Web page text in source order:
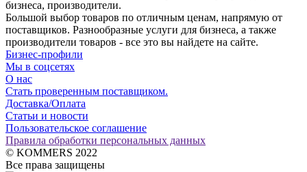
бизнеса, производители.
Большой выбор товаров по отличным ценам, напрямую от
поставщиков. Разнообразные услуги для бизнеса, а также
производители товаров - все это вы найдете на сайте.
Бизнес-профили
Мы в соцсетях
О нас
Стать проверенным поставщиком.
Доставка/Оплата
Статьи и новости
Пользовательское соглашение
Правила обработки персональных данных
© KOMMERS 2022
Все права защищены